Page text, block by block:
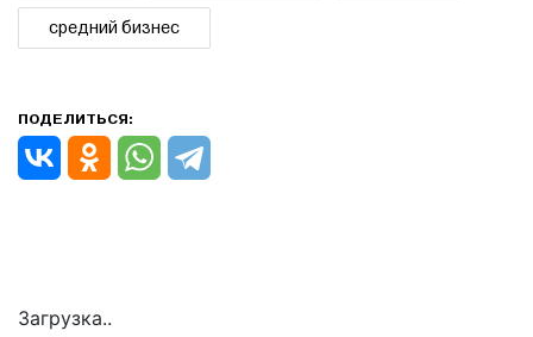
средний бизнес
ПОДЕЛИТЬСЯ:
Загрузка..